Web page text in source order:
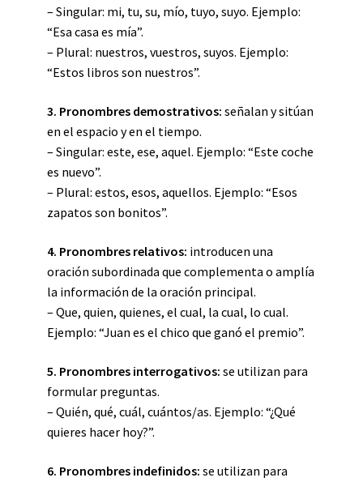
– Singular: mi, tu, su, mío, tuyo, suyo. Ejemplo:
“Esa casa es mía”.
– Plural: nuestros, vuestros, suyos. Ejemplo:
“Estos libros son nuestros”.
3. Pronombres demostrativos: señalan y sitúan
en el espacio y en el tiempo.
– Singular: este, ese, aquel. Ejemplo: “Este coche
es nuevo”.
– Plural: estos, esos, aquellos. Ejemplo: “Esos
zapatos son bonitos”.
4. Pronombres relativos: introducen una
oración subordinada que complementa o amplía
la información de la oración principal.
– Que, quien, quienes, el cual, la cual, lo cual.
Ejemplo: “Juan es el chico que ganó el premio”.
5. Pronombres interrogativos: se utilizan para
formular preguntas.
– Quién, qué, cuál, cuántos/as. Ejemplo: “¿Qué
quieres hacer hoy?”.
6. Pronombres indefinidos: se utilizan para